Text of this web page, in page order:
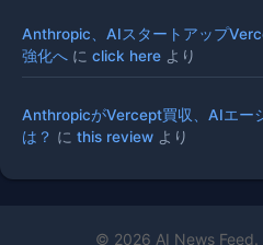
Anthropic、AIスタートアップ
強化へ に click here より
AnthropicがVercept買収、AIエー
は？ に this review より
© 2026 AI News Feed.